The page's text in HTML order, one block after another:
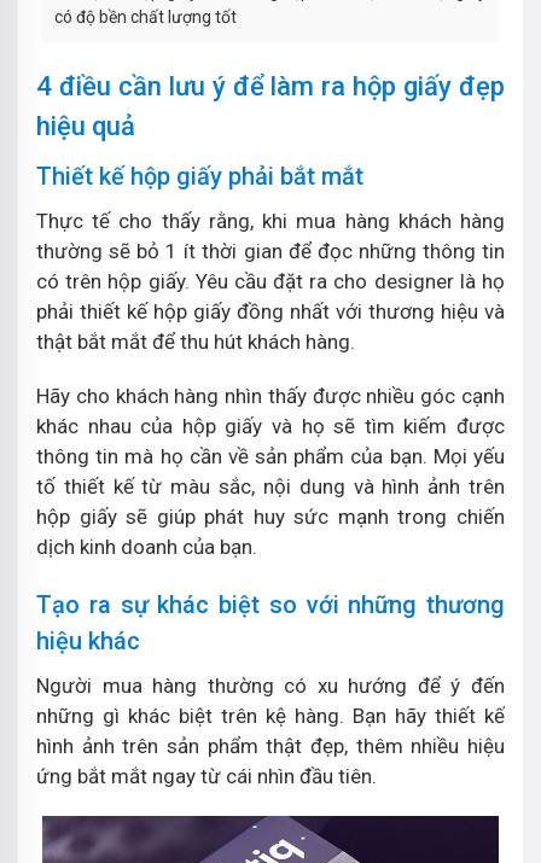
có độ bền chất lượng tốt
4 điều cần lưu ý để làm ra hộp giấy đẹp
hiệu quả
Thiết kế hộp giấy phải bắt mắt
Thực tế cho thấy rằng, khi mua hàng khách hàng
thường sẽ bỏ 1 ít thời gian để đọc những thông tin
có trên hộp giấy. Yêu cầu đặt ra cho designer là họ
phải thiết kế hộp giấy đồng nhất với thương hiệu và
thật bắt mắt để thu hút khách hàng.
Hãy cho khách hàng nhìn thấy được nhiều góc cạnh
khác nhau của hộp giấy và họ sẽ tìm kiếm được
thông tin mà họ cần về sản phẩm của bạn. Mọi yếu
tố thiết kế từ màu sắc, nội dung và hình ảnh trên
hộp giấy sẽ giúp phát huy sức mạnh trong chiến
dịch kinh doanh của bạn.
Tạo ra sự khác biệt so với những thương
hiệu khác
Người mua hàng thường có xu hướng để ý đến
những gì khác biệt trên kệ hàng. Bạn hãy thiết kế
hình ảnh trên sản phẩm thật đẹp, thêm nhiều hiệu
ứng bắt mắt ngay từ cái nhìn đầu tiên.